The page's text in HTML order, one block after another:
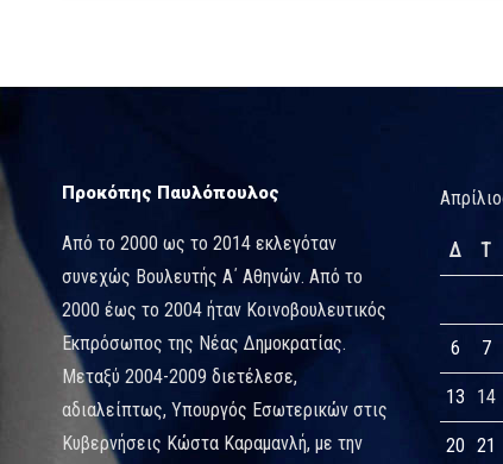
Προκόπης Παυλόπουλος
Από το 2000 ως το 2014 εκλεγόταν
συνεχώς Βουλευτής Α΄ Αθηνών. Από το
2000 έως το 2004 ήταν Κοινοβουλευτικός
Εκπρόσωπος της Νέας Δημοκρατίας.
Μεταξύ 2004-2009 διετέλεσε,
αδιαλείπτως, Υπουργός Εσωτερικών στις
Κυβερνήσεις Κώστα Καραμανλή, με την
Δ Τ
6 7
13 14
20 21